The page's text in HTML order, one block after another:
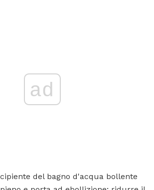
ad
del bagno d'acqua bollente